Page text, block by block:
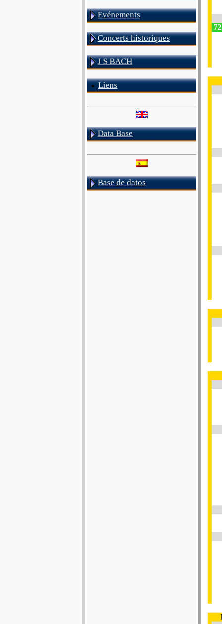
Evénements
Concerts historiques
J S BACH
Liens
Data Base
Base de datos